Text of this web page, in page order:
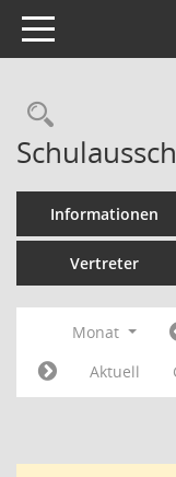
Toggle navigation
Informationen
Vertreter
Monat
Aktuell